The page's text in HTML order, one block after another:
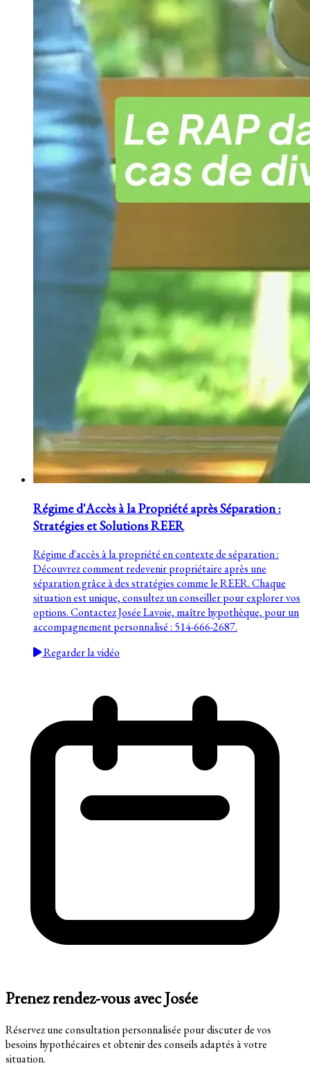
Régime d'Accès à la Propriété après Séparation :
Stratégies et Solutions REER
Régime d'accès à la propriété en contexte de séparation :
Découvrez comment redevenir propriétaire après une
séparation grâce à des stratégies comme le REER. Chaque
situation est unique, consultez un conseiller pour explorer vos
options. Contactez Josée Lavoie, maître hypothèque, pour un
accompagnement personnalisé : 514-666-2687.
Regarder la vidéo
Prenez rendez-vous avec Josée
Réservez une consultation personnalisée pour discuter de vos
besoins hypothécaires et obtenir des conseils adaptés à votre
situation.